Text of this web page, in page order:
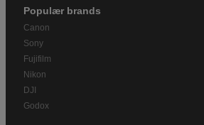
Populær brands
Canon
Sony
Fujifilm
Nikon
DJI
Godox